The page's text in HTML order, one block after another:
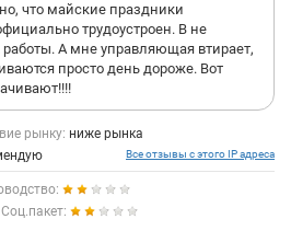
что майские праздники
трудоустроен. В не
А мне управляющая втирает,
просто день дороже. Вот
рынку: ниже рынка
Все отзывы с этого IP адреса
Соц.пакет: